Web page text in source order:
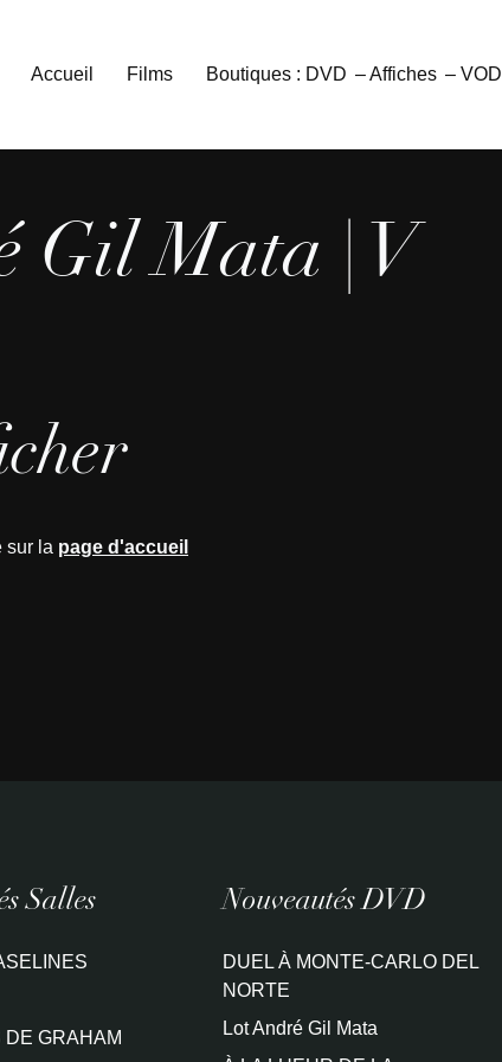
Accueil Films Boutiques : DVD – Affiches – VOD
Gil Mata | V
sur la page d'accueil
Salles
DE GRAHAM
Nouveautés DVD
DUEL À MONTE-CARLO DEL
NORTE
Lot André Gil Mata